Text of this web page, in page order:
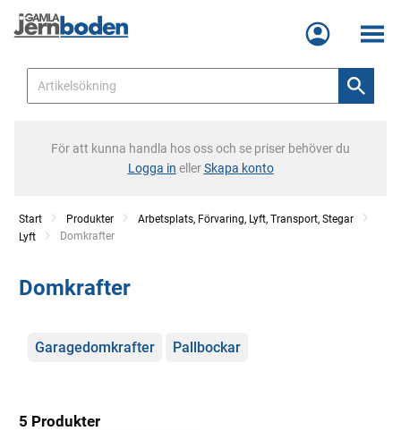
Meny
För att kunna handla hos oss och se priser behöver du
Logga in ellerSkapa konto
Start Produkter
Arbetsplats, Förvaring, Lyft, Transport, Stegar
Lyft
Current:
Domkrafter
Domkrafter
Kategorier
Garagedomkrafter Pallbockar
5 Produkter